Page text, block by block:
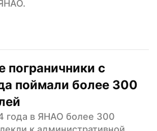
пограничники с
поймали более 300
года в ЯНАО более 300